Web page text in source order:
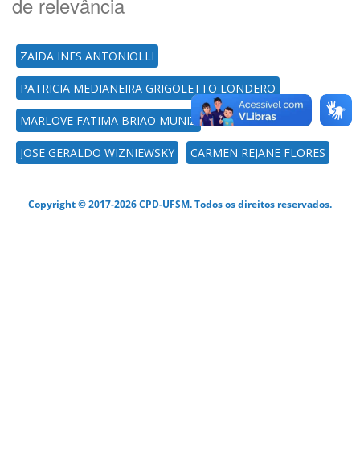
ZAIDA INES ANTONIOLLI
PATRICIA MEDIANEIRA GRIGOLETTO LONDERO
MARLOVE FATIMA BRIAO MUNIZ
JOSE GERALDO WIZNIEWSKY CARMEN REJANE FLORES
Copyright © 2017-2026 CPD-UFSM. Todos os direitos reservados.